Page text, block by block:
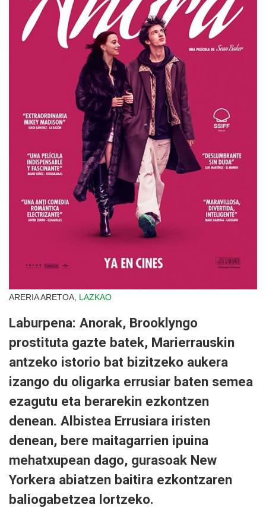
ARERIA ARETOA, LAZKAO
Laburpena: Anorak, Brooklyngo
prostituta gazte batek, Marierrauskin
antzeko istorio bat bizitzeko aukera
izango du oligarka errusiar baten semea
ezagutu eta berarekin ezkontzen
denean. Albistea Errusiara iristen
denean, bere maitagarrien ipuina
mehatxupean dago, gurasoak New
Yorkera abiatzen baitira ezkontzaren
baliogabetzea lortzeko.